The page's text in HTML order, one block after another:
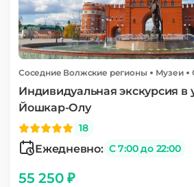
Соседние Волжские регионы Музеи
Индивидуальная экскурсия в
Йошкар-Олу
18
Ежедневно: С 7:00 до 22:00
55 250 ₽